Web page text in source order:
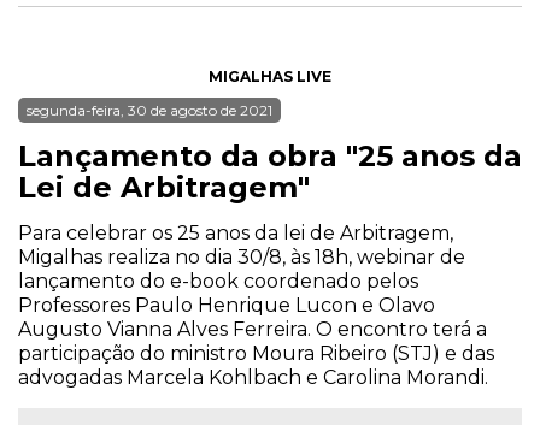
MIGALHAS LIVE
segunda-feira, 30 de agosto de 2021
Lançamento da obra "25 anos da
Lei de Arbitragem"
Para celebrar os 25 anos da lei de Arbitragem,
Migalhas realiza no dia 30/8, às 18h, webinar de
lançamento do e-book coordenado pelos
Professores Paulo Henrique Lucon e Olavo
Augusto Vianna Alves Ferreira. O encontro terá a
participação do ministro Moura Ribeiro (STJ) e das
advogadas Marcela Kohlbach e Carolina Morandi.